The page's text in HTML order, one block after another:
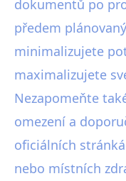
dokumentů po
předem
minimalizujete
maximalizujete
Nezapomeňte
omezení a
oficiálních
nebo místních